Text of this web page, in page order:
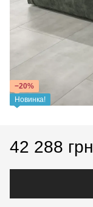
−20%
Новинка!
42 288 грн